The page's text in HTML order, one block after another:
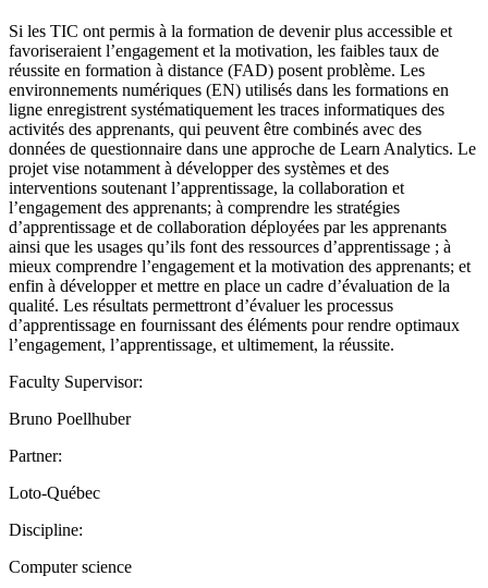
Si les TIC ont permis à la formation de devenir plus accessible et
favoriseraient l’engagement et la motivation, les faibles taux de
réussite en formation à distance (FAD) posent problème. Les
environnements numériques (EN) utilisés dans les formations en
ligne enregistrent systématiquement les traces informatiques des
activités des apprenants, qui peuvent être combinés avec des
données de questionnaire dans une approche de Learn Analytics. Le
projet vise notamment à développer des systèmes et des
interventions soutenant l’apprentissage, la collaboration et
l’engagement des apprenants; à comprendre les stratégies
d’apprentissage et de collaboration déployées par les apprenants
ainsi que les usages qu’ils font des ressources d’apprentissage ; à
mieux comprendre l’engagement et la motivation des apprenants; et
enfin à développer et mettre en place un cadre d’évaluation de la
qualité. Les résultats permettront d’évaluer les processus
d’apprentissage en fournissant des éléments pour rendre optimaux
l’engagement, l’apprentissage, et ultimement, la réussite.
Faculty Supervisor:
Bruno Poellhuber
Partner:
Loto-Québec
Discipline:
Computer science